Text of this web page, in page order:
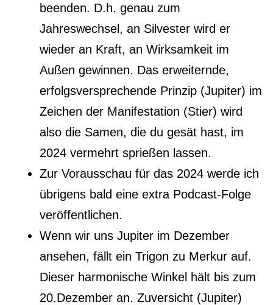
beenden. D.h. genau zum
Jahreswechsel, an Silvester wird er
wieder an Kraft, an Wirksamkeit im
Außen gewinnen. Das erweiternde,
erfolgsversprechende Prinzip (Jupiter) im
Zeichen der Manifestation (Stier) wird
also die Samen, die du gesät hast, im
2024 vermehrt sprießen lassen.
Zur Vorausschau für das 2024 werde ich
übrigens bald eine extra Podcast-Folge
veröffentlichen.
Wenn wir uns Jupiter im Dezember
ansehen, fällt ein Trigon zu Merkur auf.
Dieser harmonische Winkel hält bis zum
20.Dezember an. Zuversicht (Jupiter)